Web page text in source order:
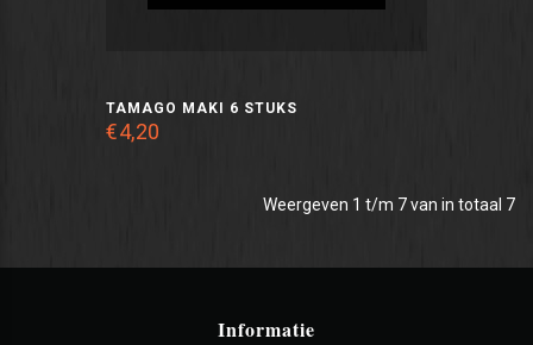
TAMAGO MAKI 6 STUKS
€4,20
Weergeven 1 t/m 7 van in totaal 7
Informatie